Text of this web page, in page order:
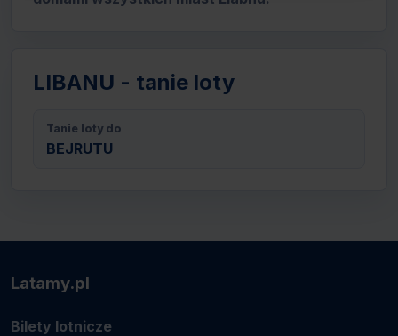
LIBANU - tanie loty
Tanie loty do
BEJRUTU
Latamy.pl
Bilety lotnicze